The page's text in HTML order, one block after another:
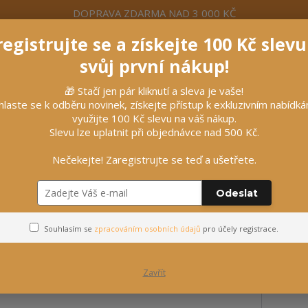
DOPRAVA ZDARMA NAD 3 000 KČ
Více Nevíte si rady? Zavolejte. +420
Vybavení stájí Vozatajství
powder na podporu oslabeného imunitního systému, balení 150g
podporu oslabeného
se a získejte 100 Kč
svůj první nákup!
🎁 Stačí jen pár kliknutí a sleva je vaše!
se k odběru novinek, získejte přístup k exkluzivním
využijte 100 Kč slevu na váš nákup.
Slevu lze uplatnit při objednávce nad 500 Kč.
Nečekejte! Zaregistrujte se teď a ušetřete.
Odeslat
Souhlasím se zpracováním osobních údajů pro účely registrace.
Zavřít